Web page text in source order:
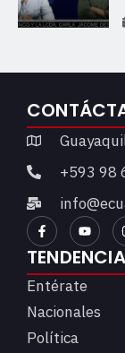
+593 98
Entérate
Nacionales
Política